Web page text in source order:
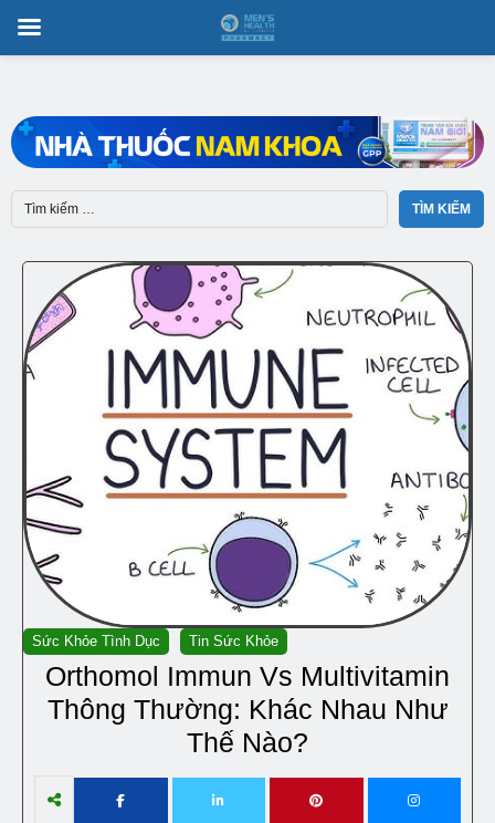
Sức Khỏe Tình Dục Tin Sức Khỏe
Orthomol Immun Vs Multivitamin
Thông Thường: Khác Nhau Như
Thế Nào?